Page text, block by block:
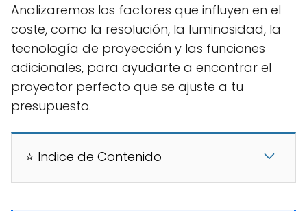
Analizaremos los factores que influyen en el
coste, como la resolución, la luminosidad, la
tecnología de proyección y las funciones
adicionales, para ayudarte a encontrar el
proyector perfecto que se ajuste a tu
presupuesto.
⭐ Indice de Contenido